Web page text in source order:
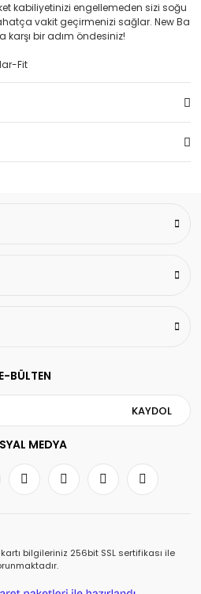
kabiliyetinizi engellemeden sizi soğu
vakit geçirmenizi sağlar. New Ba
bir adım öndesiniz!
Fit
E-BÜLTEN
KAYDOL
MEDYA
kartı bilgileriniz 256bit SSL sertifikası ile